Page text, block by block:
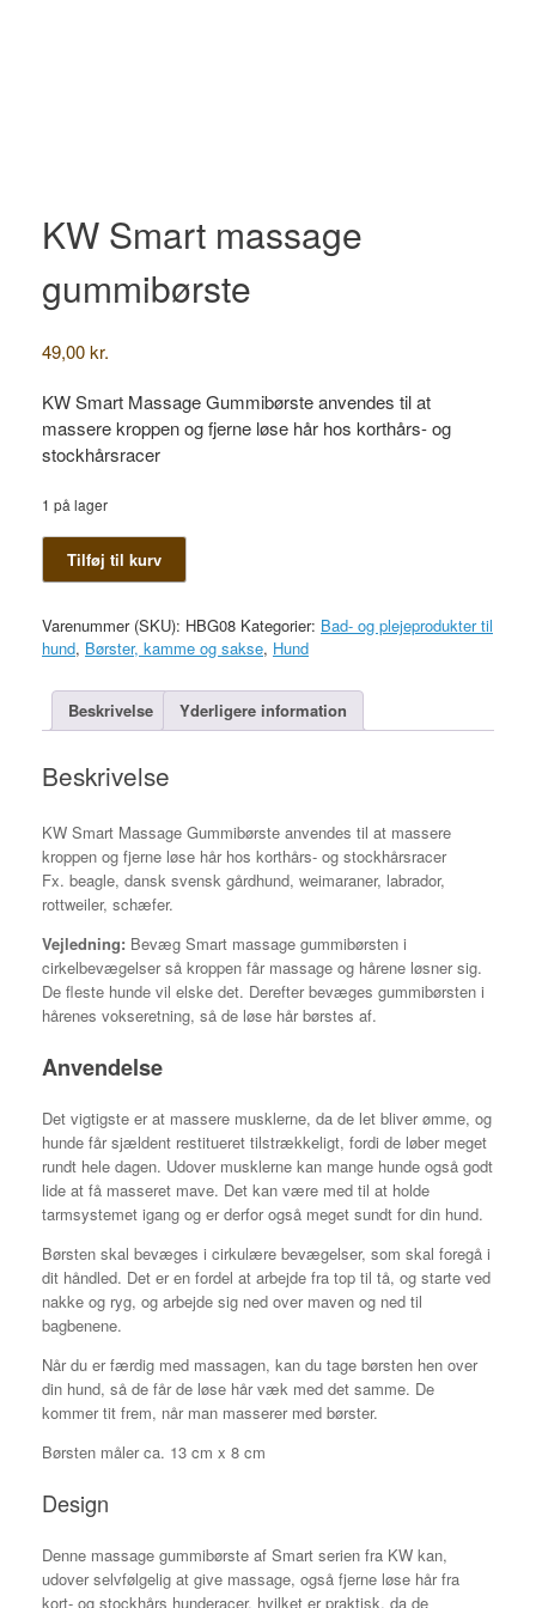
KW Smart massage
gummibørste
49,00kr.
KW Smart Massage Gummibørste anvendes til at
massere kroppen og fjerne løse hår hos korthårs- og
stockhårsracer
1 på lager
KW
Smart
gummibørste
antal
Tilføj til kurv
Varenummer (SKU): HBG08 Kategorier: Bad- og plejeprodukter til
hund, Børster, kamme og sakse, Hund
Beskrivelse Yderligere information
Beskrivelse
KW Smart Massage Gummibørste anvendes til at massere
kroppen og fjerne løse hår hos korthårs- og stockhårsracer
Fx. beagle, dansk svensk gårdhund, weimaraner, labrador,
rottweiler, schæfer.
Vejledning: Bevæg Smart massage gummibørsten i
cirkelbevægelser så kroppen får massage og hårene løsner sig.
De fleste hunde vil elske det. Derefter bevæges gummibørsten i
hårenes vokseretning, så de løse hår børstes af.
Anvendelse
Det vigtigste er at massere musklerne, da de let bliver ømme, og
hunde får sjældent restitueret tilstrækkeligt, fordi de løber meget
rundt hele dagen. Udover musklerne kan mange hunde også godt
lide at få masseret mave. Det kan være med til at holde
tarmsystemet igang og er derfor også meget sundt for din hund.
Børsten skal bevæges i cirkulære bevægelser, som skal foregå i
dit håndled. Det er en fordel at arbejde fra top til tå, og starte ved
nakke og ryg, og arbejde sig ned over maven og ned til
bagbenene.
Når du er færdig med massagen, kan du tage børsten hen over
din hund, så de får de løse hår væk med det samme. De
kommer tit frem, når man masserer med børster.
Børsten måler ca. 13 cm x 8 cm
Design
Denne massage gummibørste af Smart serien fra KW kan,
udover selvfølgelig at give massage, også fjerne løse hår fra
kort- og stockhårs hunderacer, hvilket er praktisk, da de